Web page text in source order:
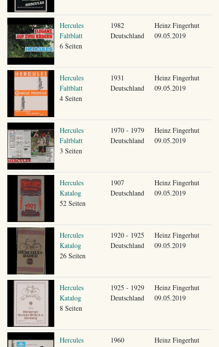
Hercules
Faltblatt
6 Seiten
1982
Deutschland
Heinz Fingerhut
09.05.2019
Hercules
Faltblatt
4 Seiten
1931
Deutschland
Heinz Fingerhut
09.05.2019
Hercules
Faltblatt
3 Seiten
1970 - 1979
Deutschland
Heinz Fingerhut
09.05.2019
Hercules
Katalog
52 Seiten
1907
Deutschland
Heinz Fingerhut
09.05.2019
Hercules
Katalog
26 Seiten
1920 - 1925
Deutschland
Heinz Fingerhut
09.05.2019
Hercules
Katalog
8 Seiten
1925 - 1929
Deutschland
Heinz Fingerhut
09.05.2019
Hercules
1960
Heinz Fingerhut